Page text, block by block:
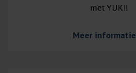
met YUKI!
Meer informatie